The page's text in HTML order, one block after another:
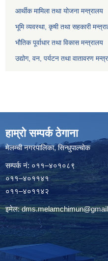
आर्थीक मामिला तथा योजना मन्त्रालय
भूमि व्यवस्था, कृषी तथा सहकारी
भौतिक पूर्वाधार तथा विकास मन्त्रालय
उद्योग, वन, पर्यटन तथा वातावरण
हाम्रो सम्पर्क ठेगाना
मेलम्ची नगरपालिका‍, सिन्धुपाल्चोक
सम्पर्क न‌ं: ०११–४०१०८९
०११–४०११४१
०११–४०११४२
इमेल: